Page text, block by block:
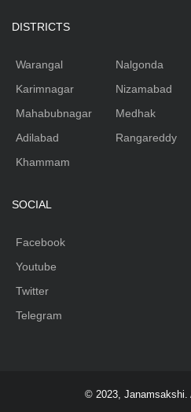
DISTRICTS
Warangal
Karimnagar
Mahabubnagar
Adilabad
Khammam
Nalgonda
Nizamabad
Medhak
Rangareddy
SOCIAL
Facebook
Youtube
Twitter
Telegram
© 2023, Janamsakshi.